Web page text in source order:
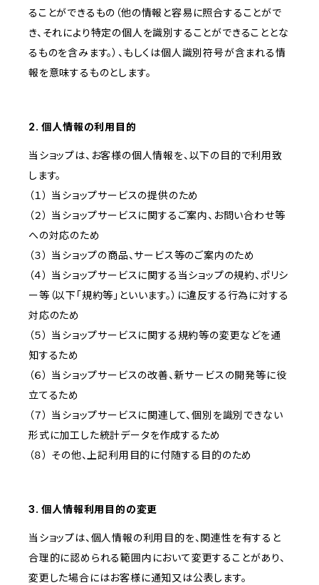
ることができるもの（他の情報と容易に照合することがで
き、それにより特定の個人を識別することができることとな
るものを含みます。）、もしくは個人識別符号が含まれる情
報を意味するものとします。
2. 個人情報の利用目的
当ショップは、お客様の個人情報を、以下の目的で利用致
します。
（１） 当ショップサービスの提供のため
（２） 当ショップサービスに関するご案内、お問い合わせ等
への対応のため
（３） 当ショップの商品、サービス等のご案内のため
（４） 当ショップサービスに関する当ショップの規約、ポリシ
ー等（以下「規約等」といいます。）に違反する行為に対する
対応のため
（５） 当ショップサービスに関する規約等の変更などを通
知するため
（６） 当ショップサービスの改善、新サービスの開発等に役
立てるため
（７） 当ショップサービスに関連して、個別を識別できない
形式に加工した統計データを作成するため
（８） その他、上記利用目的に付随する目的のため
3. 個人情報利用目的の変更
当ショップは、個人情報の利用目的を、関連性を有すると
合理的に認められる範囲内において変更することがあり、
変更した場合にはお客様に通知又は公表します。